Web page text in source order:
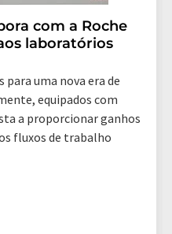
com a Roche
laboratórios
para uma nova era de
equipados com
a proporcionar ganhos
fluxos de trabalho